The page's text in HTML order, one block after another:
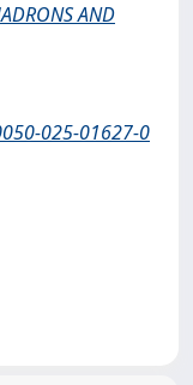
AND
025-01627-0